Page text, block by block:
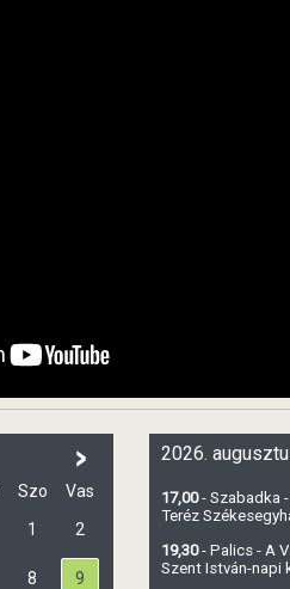
>
Szo
Vas
1
2
8 9
2026.
17,00- Szabadka
Teréz
19,30- Palics - A
Szent István-napi